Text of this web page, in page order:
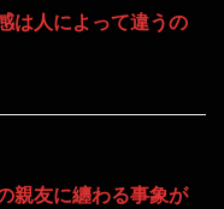
は人によって違うの
親友に纏わる事象が